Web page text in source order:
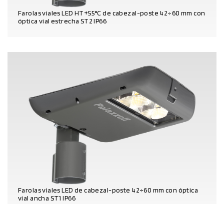
Farolas viales LED HT+55°C de cabezal-poste 42÷60 mm con
óptica vial estrecha ST2 IP66
Farolas viales LED de cabezal-poste 42÷60 mm con óptica
vial ancha ST1 IP66